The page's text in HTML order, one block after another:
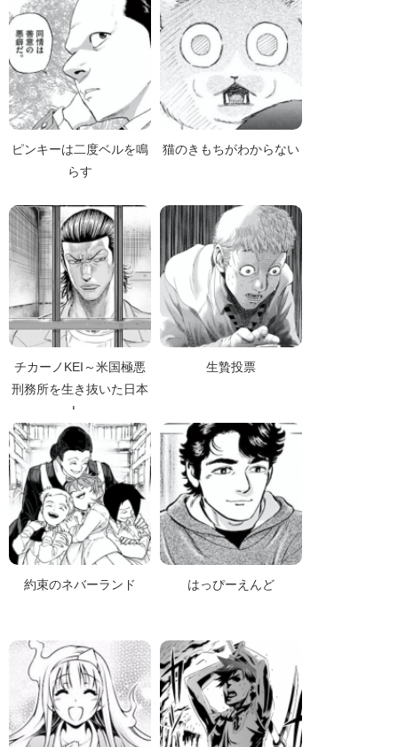
ピンキーは二度ベルを鳴
らす
猫のきもちがわからない
チカーノKEI～米国極悪
刑務所を生き抜いた日本
人～
生贄投票
約束のネバーランド はっぴーえんど